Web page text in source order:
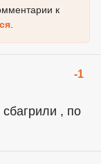
к
.
-1
, по